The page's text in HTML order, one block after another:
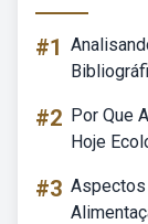
#1
#2 Por Que
Hoje
#3 Aspectos